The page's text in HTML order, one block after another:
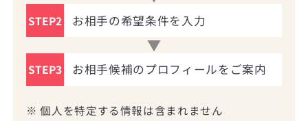
STEP2 お相手の希望条件を入力
STEP3 お相手候補のプロフィールをご案内
※ 個人を特定する情報は含まれません